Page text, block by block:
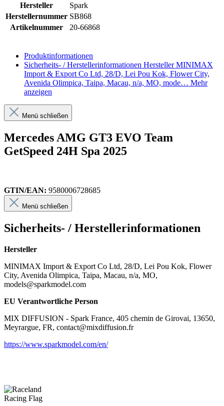
Hersteller
Spark
Herstellernummer SB868
Artikelnummer
20-66868
Produktinformationen
Sicherheits- / Herstellerinformationen Hersteller MINIMAX
Import & Export Co Ltd, 28/D, Lei Pou Kok, Flower City,
Avenida Olimpica, Taipa, Macau, n/a, MO, mode… Mehr
anzeigen
Menü schließen
Mercedes AMG GT3 EVO Team
GetSpeed 24H Spa 2025
GTIN/EAN: 9580006728685
Menü schließen
Sicherheits- / Herstellerinformationen
Hersteller
MINIMAX Import & Export Co Ltd, 28/D, Lei Pou Kok, Flower
City, Avenida Olimpica, Taipa, Macau, n/a, MO,
models@sparkmodel.com
EU Verantwortliche Person
MIX DIFFUSION - Spark France, 405 chemin de Girovai, 13650,
Meyrargue, FR, contact@mixdiffusion.fr
https://www.sparkmodel.com/en/